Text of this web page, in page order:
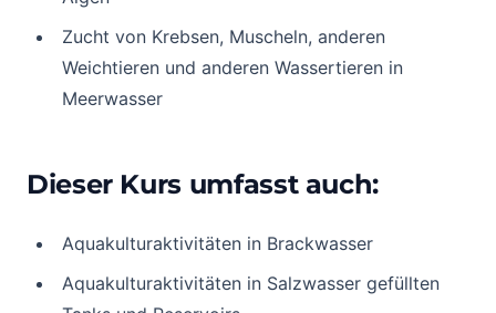
Zucht von Krebsen, Muscheln, anderen
Weichtieren und anderen Wassertieren in
Meerwasser
Dieser Kurs umfasst auch:
Aquakulturaktivitäten in Brackwasser
Aquakulturaktivitäten in Salzwasser gefüllten